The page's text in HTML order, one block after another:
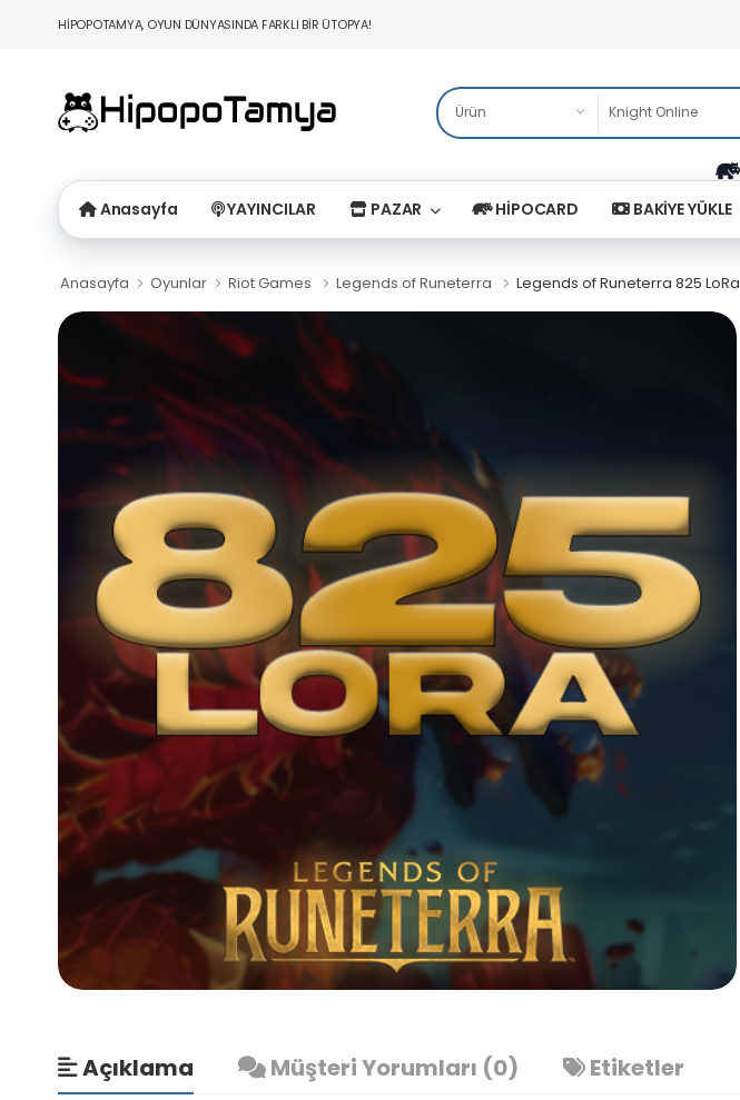
HİPOPOTAMYA, OYUN DÜNYASINDA FARKLI BİR ÜTOPYA!
Anasayfa YAYINCILAR PAZAR HİPOCARD BAKİYE YÜKLE
Anasayfa Oyunlar Riot Games Legends of Runeterra Legends of Runeterra 825 LoRa
Açıklama Müşteri Yorumları (0) Etiketler